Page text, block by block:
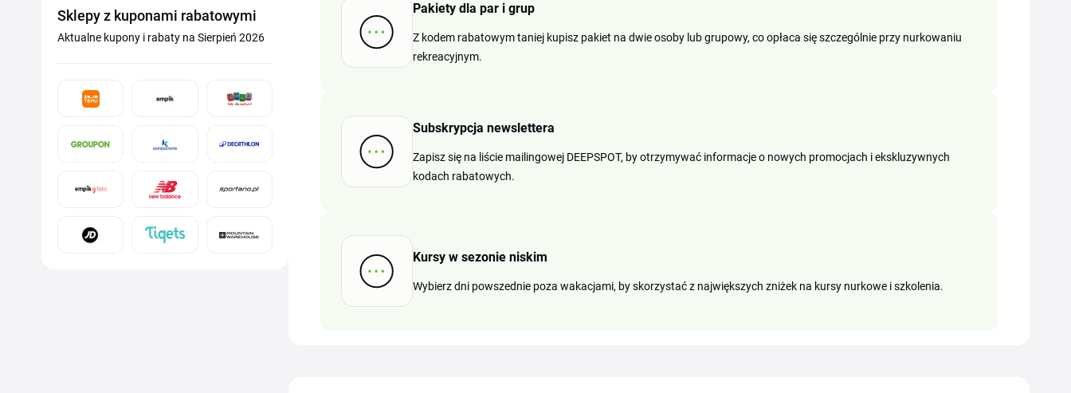
Sklepy z kuponami rabatowymi
Aktualne kupony i rabaty na Sierpień 2026
Pakiety dla par i grup
Z kodem rabatowym taniej kupisz pakiet na dwie osoby lub grupowy, co opłaca się szczególnie przy nurkowaniu
rekreacyjnym.
Subskrypcja newslettera
Zapisz się na liście mailingowej DEEPSPOT, by otrzymywać informacje o nowych promocjach i ekskluzywnych
kodach rabatowych.
Kursy w sezonie niskim
Wybierz dni powszednie poza wakacjami, by skorzystać z największych zniżek na kursy nurkowe i szkolenia.